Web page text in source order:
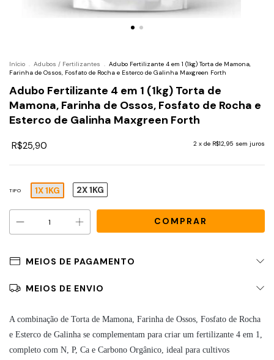
Início . Adubos / Fertilizantes . Adubo Fertilizante 4 em 1 (1kg) Torta de Mamona,
Farinha de Ossos, Fosfato de Rocha e Esterco de Galinha Maxgreen Forth
Adubo Fertilizante 4 em 1 (1kg) Torta de
Mamona, Farinha de Ossos, Fosfato de Rocha e
Esterco de Galinha Maxgreen Forth
R$25,90 2 x de R$12,95 sem juros
TIPO 1X 1KG 2X 1KG
MEIOS DE PAGAMENTO
MEIOS DE ENVIO
A combinação de Torta de Mamona, Farinha de Ossos, Fosfato de Rocha
e Esterco de Galinha se complementam para criar um fertilizante 4 em 1,
completo com N, P, Ca e Carbono Orgânico, ideal para cultivos